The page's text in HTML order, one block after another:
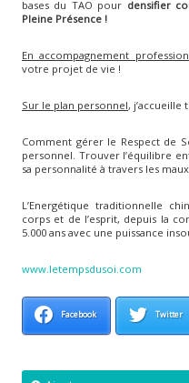
bases du TAO pour densifier
Pleine Présence !
En accompagnement
votre projet de vie !
Sur le plan personnel, j’accueille
Comment gérer le Respect de
personnel. Trouver l’équilibre
sa personnalité à travers les
L’Energétique traditionnelle
corps et de l’esprit, depuis la
5.000 ans avec une puissance
www.letempsdusoi.com
Facebook Twitter